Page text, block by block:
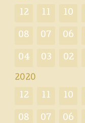
12 11 10
08 07 06
04 03 02
2020
12 11 10
08 07 06